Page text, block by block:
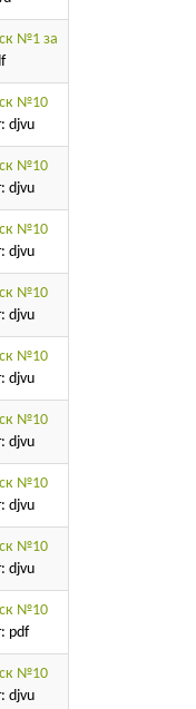
№1 за
№10
djvu
№10
djvu
№10
djvu
№10
djvu
№10
djvu
№10
djvu
№10
djvu
№10
djvu
№10
pdf
№10
djvu